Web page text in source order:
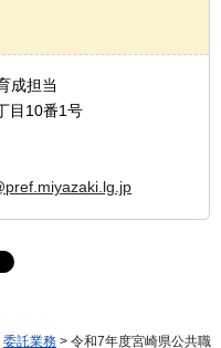
成担当
目10番1号
委託業務 > 令和7年度宮崎県公共職